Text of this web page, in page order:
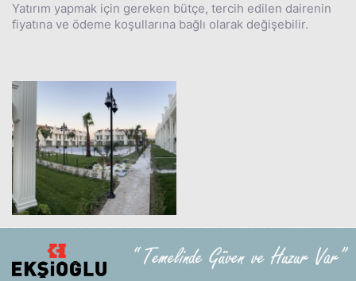
Yatırım yapmak için gereken bütçe, tercih edilen dairenin
fiyatına ve ödeme koşullarına bağlı olarak değişebilir.